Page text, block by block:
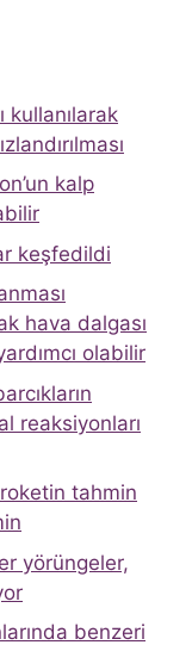
kullanılarak
kalp
keşfedildi
hava dalgası
olabilir
reaksiyonları
tahmin
yörüngeler,
benzeri